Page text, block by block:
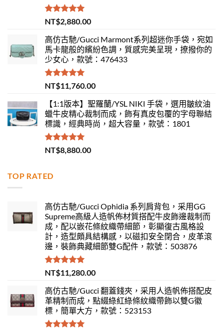
評分 5.00
滿分 5
NT$2,880.00
高仿古馳/Gucci Marmont系列超迷你手袋，宛如
馬卡龍般的繽紛色調，質感完美呈現，撩撥你的
少女心，款號：476433
評分5.00
滿分 5
NT$11,760.00
【1:1版本】聖羅蘭/YSL NIKI 手袋，選用皺紋油
蠟牛皮精心裁制而成，飾有真皮包覆的字母聯結
標識，經典時尚，超大容量，款號：1801
評分 5.00
滿分 5
NT$8,880.00
TOP RATED
高仿古馳/Gucci Ophidia 系列肩背包，采用GG
Supreme高級人造帆佈材質搭配牛皮飾邊裁制而
成，配以嵌花條紋織帶細節，彰顯復古風格設
計，造型頗具結構感，以磁扣安全閉合，皮革滾
邊，裝飾典藏細節雙G配件，款號：503876
評分5.00
滿分 5
NT$11,280.00
高仿古馳/Gucci 翻蓋錢夾，采用人造帆佈搭配皮
革精制而成，點綴綠紅綠條紋織帶飾以雙G徽
標，簡單大方，款號：523153